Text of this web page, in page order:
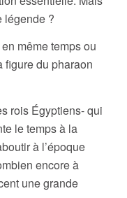
légende ?
même temps ou
figure du pharaon
rois Égyptiens- qui
le temps à la
à l’époque
encore à
une grande